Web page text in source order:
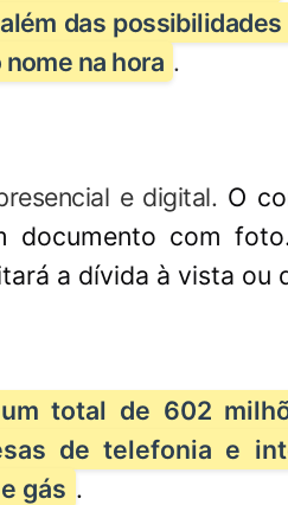
das
na hora .
e digital. O
documento com
a dívida à vista ou
total de 602
de telefonia e
gás .